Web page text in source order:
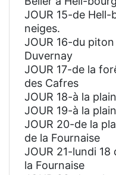
JOUR 15-de
neiges.
JOUR 16-du
Duvernay
JOUR 17-de la
des Cafres
JOUR 18-à la
JOUR 19-à la
JOUR 20-de la
de la Fournaise
JOUR 21-lundi
la Fournaise